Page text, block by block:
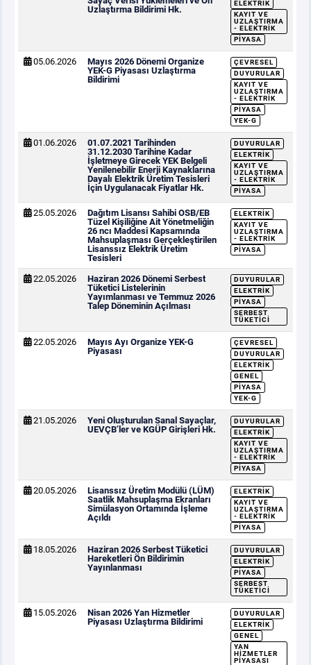
Uzlaştırma Bildirimi Hk.
ELEKTRIK
KAYIT VE
UZLAŞTIRMA
- ELEKTRIK
PIYASA
05.06.2026
Mayıs 2026 Dönemi Organize
YEK-G Piyasası Uzlaştırma
Bildirimi
ÇEVRESEL
DUYURULAR
KAYIT VE
UZLAŞTIRMA
- ELEKTRIK
PIYASA
YEK-G
01.06.2026
01.07.2021 Tarihinden
31.12.2030 Tarihine Kadar
İşletmeye Girecek YEK Belgeli
Yenilenebilir Enerji Kaynaklarına
Dayalı Elektrik Üretim Tesisleri
İçin Uygulanacak Fiyatlar Hk.
DUYURULAR
ELEKTRIK
KAYIT VE
UZLAŞTIRMA
- ELEKTRIK
PIYASA
25.05.2026
Dağıtım Lisansı Sahibi OSB/EB
Tüzel Kişiliğine Ait Yönetmeliğin
26 ncı Maddesi Kapsamında
Mahsuplaşması Gerçekleştirilen
Lisanssız Elektrik Üretim
Tesisleri
ELEKTRIK
KAYIT VE
UZLAŞTIRMA
- ELEKTRIK
PIYASA
22.05.2026
Haziran 2026 Dönemi Serbest
Tüketici Listelerinin
Yayımlanması ve Temmuz 2026
Talep Döneminin Açılması
DUYURULAR
ELEKTRIK
PIYASA
SERBEST
TÜKETICI
22.05.2026
Mayıs Ayı Organize YEK-G
Piyasası
ÇEVRESEL
DUYURULAR
ELEKTRIK
GENEL
PIYASA
YEK-G
21.05.2026
Yeni Oluşturulan Sanal Sayaçlar,
UEVÇB’ler ve KGÜP Girişleri Hk.
DUYURULAR
ELEKTRIK
KAYIT VE
UZLAŞTIRMA
- ELEKTRIK
PIYASA
20.05.2026
Lisanssız Üretim Modülü (LÜM)
Saatlik Mahsuplaşma Ekranları
Simülasyon Ortamında İşleme
Açıldı
ELEKTRIK
KAYIT VE
UZLAŞTIRMA
- ELEKTRIK
PIYASA
18.05.2026
Haziran 2026 Serbest Tüketici
Hareketleri Ön Bildirimin
Yayınlanması
DUYURULAR
ELEKTRIK
PIYASA
SERBEST
TÜKETICI
15.05.2026
Nisan 2026 Yan Hizmetler
Piyasası Uzlaştırma Bildirimi
DUYURULAR
ELEKTRIK
GENEL
YAN
HIZMETLER
PIYASASI